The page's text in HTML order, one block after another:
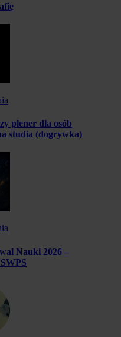
plener dla osób
studia (dogrywka)
Nauki 2026 –